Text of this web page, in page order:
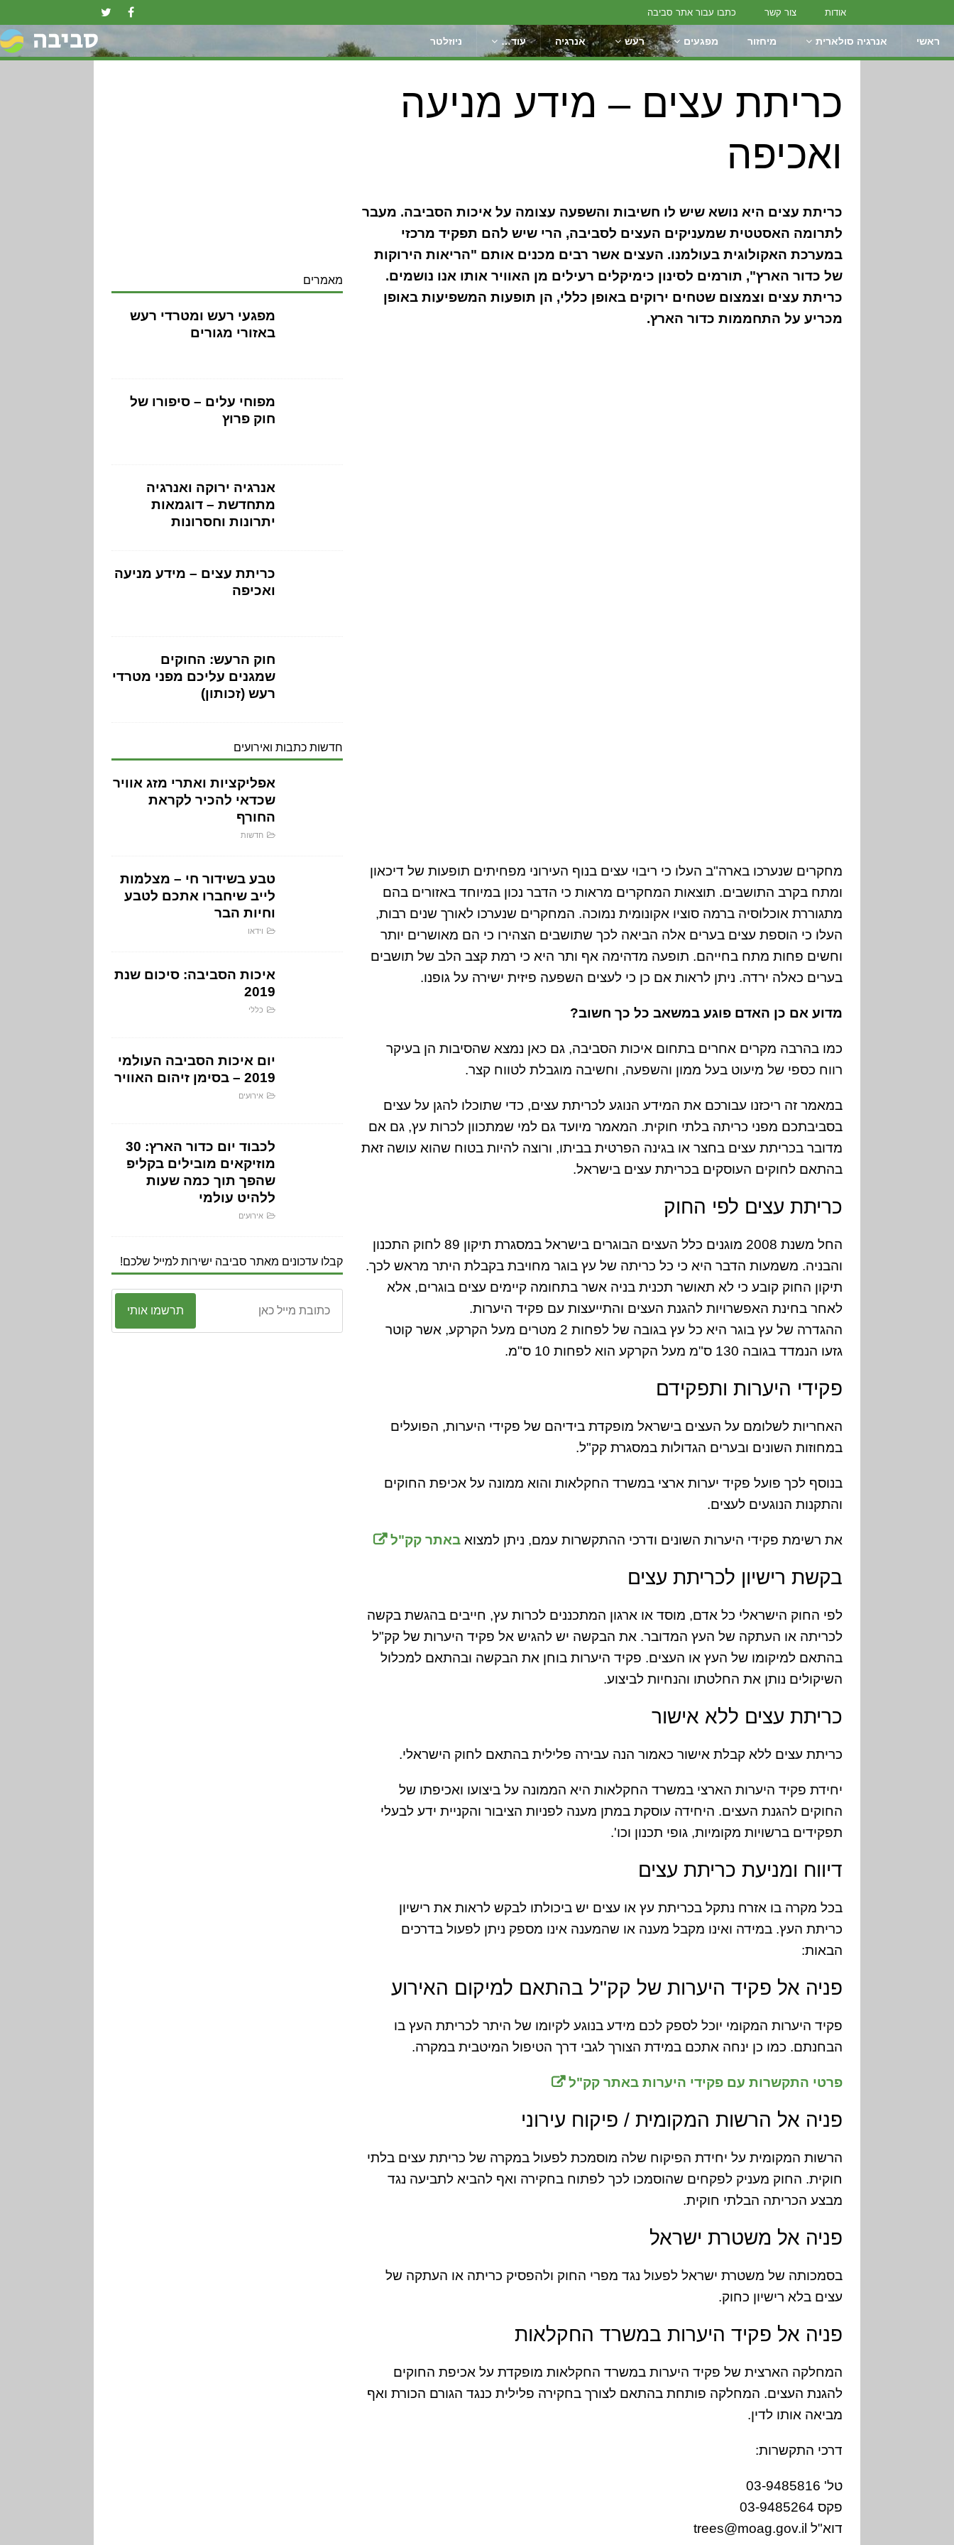
אודות צור קשר כתבו עבור אתר סביבה
ראשי אנרגיה סולארית מיחזור מפגעים רעש אנרגיה עוד… ניוזלטר
כריתת עצים – מידע מניעה
ואכיפה
כריתת עצים היא נושא שיש לו חשיבות והשפעה עצומה על איכות הסביבה. מעבר
לתרומה האסטטית שמעניקים העצים לסביבה, הרי שיש להם תפקיד מרכזי
במערכת האקולוגית בעולמנו. העצים אשר רבים מכנים אותם "הריאות הירוקות
של כדור הארץ", תורמים לסינון כימיקלים רעילים מן האוויר אותו אנו נושמים.
כריתת עצים וצמצום שטחים ירוקים באופן כללי, הן תופעות המשפיעות באופן
מכריע על התחממות כדור הארץ.
מחקרים שנערכו בארה"ב העלו כי ריבוי עצים בנוף העירוני מפחיתים תופעות של דיכאון
ומתח בקרב התושבים. תוצאות המחקרים מראות כי הדבר נכון במיוחד באזורים בהם
מתגוררת אוכלוסיה ברמה סוציו אקונומית נמוכה. המחקרים שנערכו לאורך שנים רבות,
העלו כי הוספת עצים בערים אלה הביאה לכך שתושבים הצהירו כי הם מאושרים יותר
וחשים פחות מתח בחייהם. תופעה מדהימה אף ותר היא כי רמת קצב הלב של תושבים
בערים כאלה ירדה. ניתן לראות אם כן כי לעצים השפעה פיזית ישירה על גופנו.
מדוע אם כן האדם פוגע במשאב כל כך חשוב?
כמו בהרבה מקרים אחרים בתחום איכות הסביבה, גם כאן נמצא שהסיבות הן בעיקר
רווח כספי של מיעוט בעל ממון והשפעה, וחשיבה מוגבלת לטווח קצר.
במאמר זה ריכזנו עבורכם את המידע הנוגע לכריתת עצים, כדי שתוכלו להגן על עצים
בסביבתכם מפני כריתה בלתי חוקית. המאמר מיועד גם למי שמתכוון לכרות עץ, גם אם
מדובר בכריתת עצים בחצר או בגינה הפרטית בביתו, ורוצה להיות בטוח שהוא עושה זאת
בהתאם לחוקים העוסקים בכריתת עצים בישראל.
כריתת עצים לפי החוק
החל משנת 2008 מוגנים כלל העצים הבוגרים בישראל במסגרת תיקון 89 לחוק התכנון
והבניה. משמעות הדבר היא כי כל כריתה של עץ בוגר מחויבת בקבלת היתר מראש לכך.
תיקון החוק קובע כי לא תאושר תכנית בניה אשר בתחומה קיימים עצים בוגרים, אלא
לאחר בחינת האפשרויות להגנת העצים והתייעצות עם פקיד היערות.
ההגדרה של עץ בוגר היא כל עץ בגובה של לפחות 2 מטרים מעל הקרקע, אשר קוטר
גזעו הנמדד בגובה 130 ס"מ מעל הקרקע הוא לפחות 10 ס"מ.
פקידי היערות ותפקידם
האחריות לשלומם על העצים בישראל מופקדת בידיהם של פקידי היערות, הפועלים
במחוזות השונים ובערים הגדולות במסגרת קק"ל.
בנוסף לכך פועל פקיד יערות ארצי במשרד החקלאות והוא ממונה על אכיפת החוקים
והתקנות הנוגעים לעצים.
את רשימת פקידי היערות השונים ודרכי ההתקשרות עמם, ניתן למצוא באתר קק"ל
בקשת רישיון לכריתת עצים
לפי החוק הישראלי כל אדם, מוסד או ארגון המתכננים לכרות עץ, חייבים בהגשת בקשה
לכריתה או העתקה של העץ המדובר. את הבקשה יש להגיש אל פקיד היערות של קק"ל
בהתאם למיקומו של העץ או העצים. פקיד היערות בוחן את הבקשה ובהתאם למכלול
השיקולים נותן את החלטתו והנחיות לביצוע.
כריתת עצים ללא אישור
כריתת עצים ללא קבלת אישור כאמור הנה עבירה פלילית בהתאם לחוק הישראלי.
יחידת פקיד היערות הארצי במשרד החקלאות היא הממונה על ביצועו ואכיפתו של
החוקים להגנת העצים. היחידה עוסקת במתן מענה לפניות הציבור והקניית ידע לבעלי
תפקידים ברשויות מקומיות, גופי תכנון וכו'.
דיווח ומניעת כריתת עצים
בכל מקרה בו אזרח נתקל בכריתת עץ או עצים יש ביכולתו לבקש לראות את רישיון
כריתת העץ. במידה ואינו מקבל מענה או שהמענה אינו מספק ניתן לפעול בדרכים
הבאות:
פניה אל פקיד היערות של קק"ל בהתאם למיקום האירוע
פקיד היערות המקומי יוכל לספק לכם מידע בנוגע לקיומו של היתר לכריתת העץ בו
הבחנתם. כמו כן ינחה אתכם במידת הצורך לגבי דרך הטיפול המיטבית במקרה.
פרטי התקשרות עם פקידי היערות באתר קק"ל
פניה אל הרשות המקומית / פיקוח עירוני
הרשות המקומית על יחידת הפיקוח שלה מוסמכת לפעול במקרה של כריתת עצים בלתי
חוקית. החוק מעניק לפקחים שהוסמכו לכך לפתוח בחקירה ואף להביא לתביעה נגד
מבצע הכריתה הבלתי חוקית.
פניה אל משטרת ישראל
בסמכותה של משטרת ישראל לפעול נגד מפרי החוק ולהפסיק כריתה או העתקה של
עצים בלא רישיון כחוק.
פניה אל פקיד היערות במשרד החקלאות
המחלקה הארצית של פקיד היערות במשרד החקלאות מופקדת על אכיפת החוקים
להגנת העצים. המחלקה פותחת בהתאם לצורך בחקירה פלילית כנגד הגורם הכורת ואף
מביאה אותו לדין.
דרכי התקשרות:
טל' 03-9485816
פקס 03-9485264
דוא"ל trees@moag.gov.il
מאמרים
מפגעי רעש ומטרדי רעש
באזורי מגורים
מפוחי עלים – סיפורו של
חוק פרוץ
אנרגיה ירוקה ואנרגיה
מתחדשת – דוגמאות
יתרונות וחסרונות
כריתת עצים – מידע מניעה
ואכיפה
חוק הרעש: החוקים
שמגנים עליכם מפני מטרדי
רעש (זכותון)
חדשות כתבות ואירועים
אפליקציות ואתרי מזג אוויר
שכדאי להכיר לקראת
החורף
חדשות
טבע בשידור חי – מצלמות
לייב שיחברו אתכם לטבע
וחיות הבר
וידאו
איכות הסביבה: סיכום שנת
2019
כללי
יום איכות הסביבה העולמי
2019 – בסימן זיהום האוויר
אירועים
לכבוד יום כדור הארץ: 30
מוזיקאים מובילים בקליפ
שהפך תוך כמה שעות
ללהיט עולמי
אירועים
קבלו עדכונים מאתר סביבה ישירות למייל שלכם!
תרשמו אותי